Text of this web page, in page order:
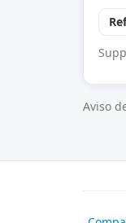
Aviso